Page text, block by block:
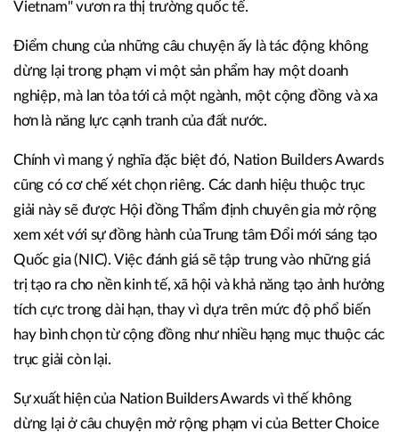
Vietnam" vươn ra thị trường quốc tế.
Điểm chung của những câu chuyện ấy là tác động không
dừng lại trong phạm vi một sản phẩm hay một doanh
nghiệp, mà lan tỏa tới cả một ngành, một cộng đồng và xa
hơn là năng lực cạnh tranh của đất nước.
Chính vì mang ý nghĩa đặc biệt đó, Nation Builders Awards
cũng có cơ chế xét chọn riêng. Các danh hiệu thuộc trục
giải này sẽ được Hội đồng Thẩm định chuyên gia mở rộng
xem xét với sự đồng hành của Trung tâm Đổi mới sáng tạo
Quốc gia (NIC). Việc đánh giá sẽ tập trung vào những giá
trị tạo ra cho nền kinh tế, xã hội và khả năng tạo ảnh hưởng
tích cực trong dài hạn, thay vì dựa trên mức độ phổ biến
hay bình chọn từ cộng đồng như nhiều hạng mục thuộc các
trục giải còn lại.
Sự xuất hiện của Nation Builders Awards vì thế không
dừng lại ở câu chuyện mở rộng phạm vi của Better Choice